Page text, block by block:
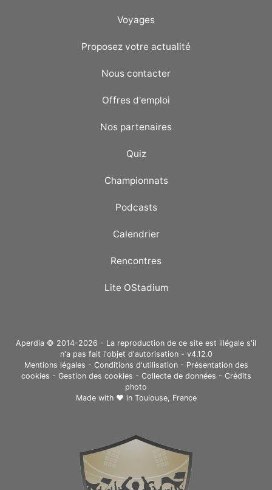
Voyages
Proposez votre actualité
Nous contacter
Offres d'emploi
Nos partenaires
Quiz
Championnats
Podcasts
Calendrier
Rencontres
Lite OStadium
Aperdia © 2014-2026 - La reproduction de ce site est illégale s'il
n'a pas fait l'objet d'autorisation - v4.12.0
Mentions légales - Conditions d'utilisation- Présentation des
cookies - Gestion des cookies - Collecte de données - Crédits
photo
Made with ❤ in Toulouse, France